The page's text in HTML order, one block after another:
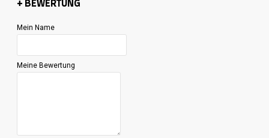
+ BEWERTUNG
Mein Name
Meine Bewertung